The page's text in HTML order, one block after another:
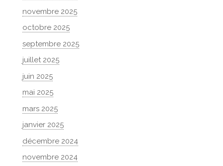
novembre 2025
octobre 2025
septembre 2025
juillet 2025
juin 2025
mai 2025
mars 2025
janvier 2025
décembre 2024
novembre 2024